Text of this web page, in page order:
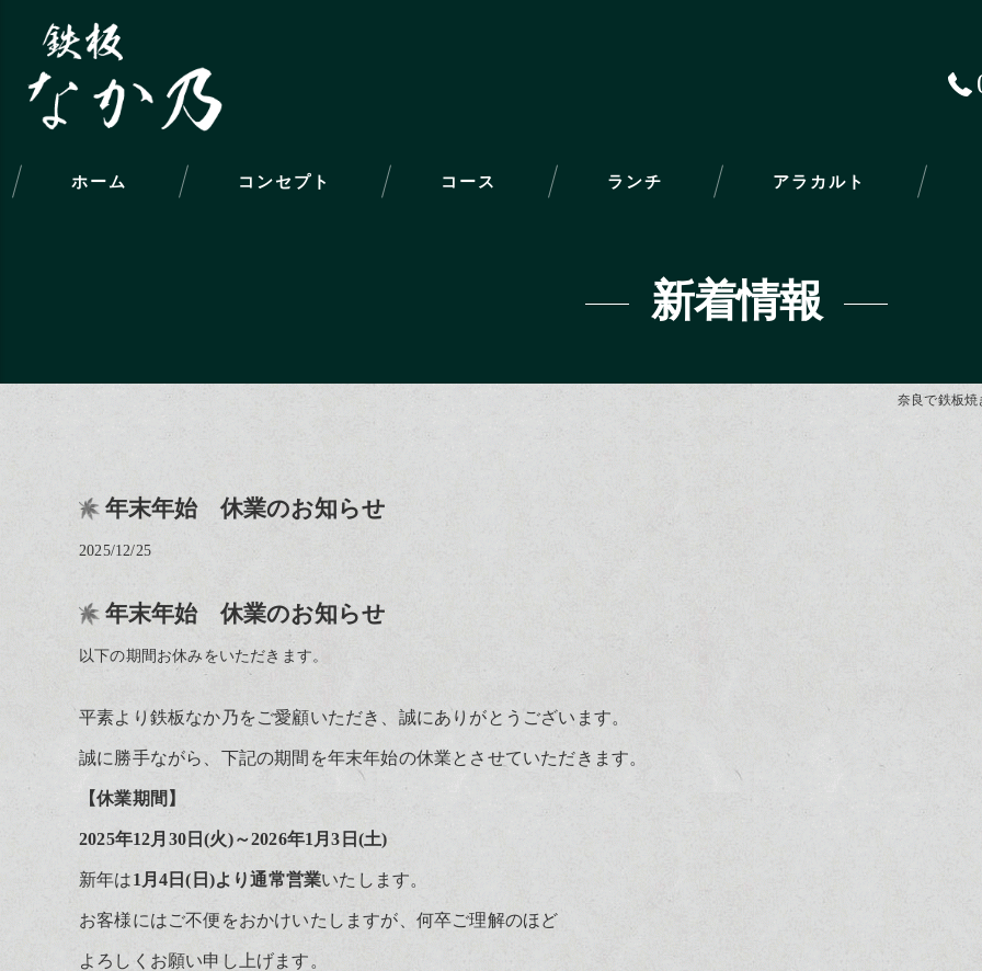
ホーム コンセプト コース ランチ アラカルト
新着情報
奈良で鉄板焼
年末年始 休業のお知らせ
2025/12/25
年末年始 休業のお知らせ
以下の期間お休みをいただきます。
平素より鉄板なか乃をご愛顧いただき、誠にありがとうございます。
誠に勝手ながら、下記の期間を年末年始の休業とさせていただきます。
【休業期間】
2025年12月30日(火)～2026年1月3日(土)
新年は1月4日(日)より通常営業いたします。
お客様にはご不便をおかけいたしますが、何卒ご理解のほど
よろしくお願い申し上げます。